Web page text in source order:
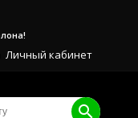
Личный кабинет